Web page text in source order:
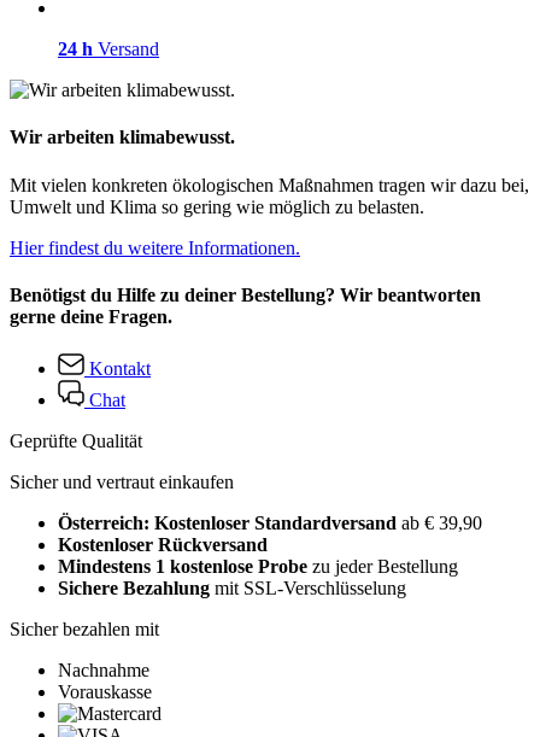
24 h Versand
Wir arbeiten klimabewusst.
Mit vielen konkreten ökologischen Maßnahmen tragen wir dazu bei,
Umwelt und Klima so gering wie möglich zu belasten.
Hier findest du weitere Informationen.
Benötigst du Hilfe zu deiner Bestellung? Wir beantworten
gerne deine Fragen.
Kontakt
Chat
Geprüfte Qualität
Sicher und vertraut einkaufen
Österreich: Kostenloser Standardversand ab € 39,90
Kostenloser Rückversand
Mindestens 1 kostenlose Probe zu jeder Bestellung
Sichere Bezahlung mit SSL-Verschlüsselung
Sicher bezahlen mit
Nachnahme
Vorauskasse